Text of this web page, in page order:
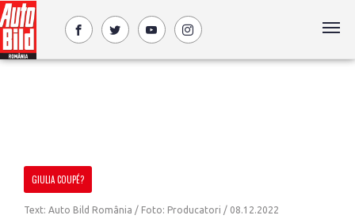
GIULIA COUPÉ?
Text: Auto Bild România / Foto: Producatori / 08.12.2022